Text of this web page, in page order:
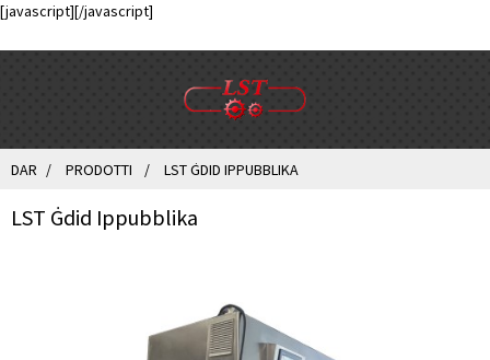
[javascript][/javascript]
DAR PRODOTTI LST ĠDID IPPUBBLIKA
LST Ġdid Ippubblika